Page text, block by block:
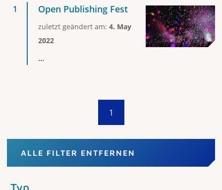
Open Publishing Fest
zuletzt geändert am: 4. May
2022
...
1
ALLE FILTER ENTFERNEN
Typ